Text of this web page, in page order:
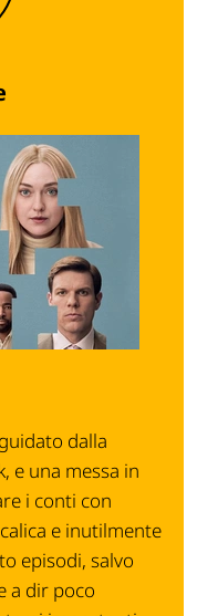
dalla
e una messa in
i conti con
e inutilmente
episodi, salvo
a dir poco